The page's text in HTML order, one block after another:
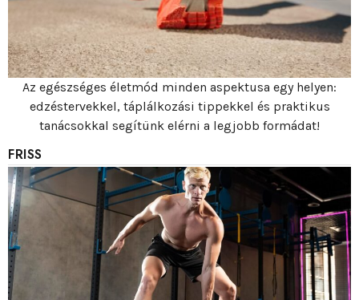
Az egészséges életmód minden aspektusa egy helyen:
edzéstervekkel, táplálkozási tippekkel és praktikus
tanácsokkal segítünk elérni a legjobb formádat!
FRISS